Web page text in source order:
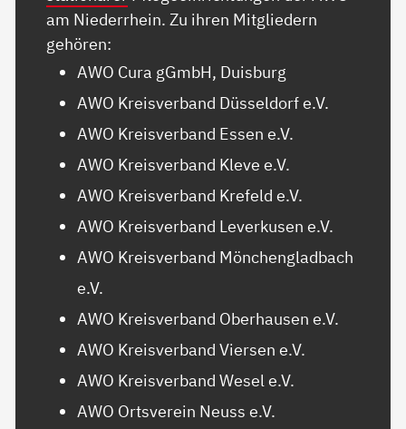
am Niederrhein. Zu ihren Mitgliedern
gehören:
AWO Cura gGmbH, Duisburg
AWO Kreisverband Düsseldorf e.V.
AWO Kreisverband Essen e.V.
AWO Kreisverband Kleve e.V.
AWO Kreisverband Krefeld e.V.
AWO Kreisverband Leverkusen e.V.
AWO Kreisverband Mönchengladbach
e.V.
AWO Kreisverband Oberhausen e.V.
AWO Kreisverband Viersen e.V.
AWO Kreisverband Wesel e.V.
AWO Ortsverein Neuss e.V.